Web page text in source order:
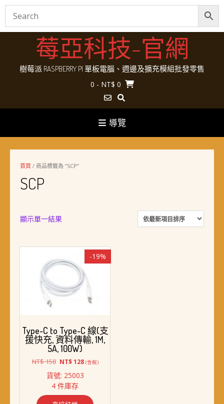
Skip
莓亞科技-官網
樹莓派 RASPBERRY PI 單板電腦、週邊及擴充模組批發零售
0 - NT$ 0
導覽
首頁 / 商品標籤為 “SCP”
SCP
顯示單一結果
-19%
Type-C to Type-C 線(支
援快充, 資料傳輸, 1M,
5A, 100W)
NT$158 原
價
格：
NT$ 158。
NT$128目
價
NT$ 128。
(含稅)
貨號: 25003
4 件庫存